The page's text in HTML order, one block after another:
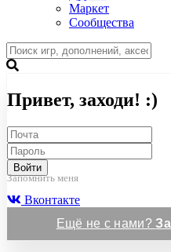
Маркет
Сообщества
Привет, заходи! :)
Войти
Запомнить меня
Вконтакте
Ещё не с нами?